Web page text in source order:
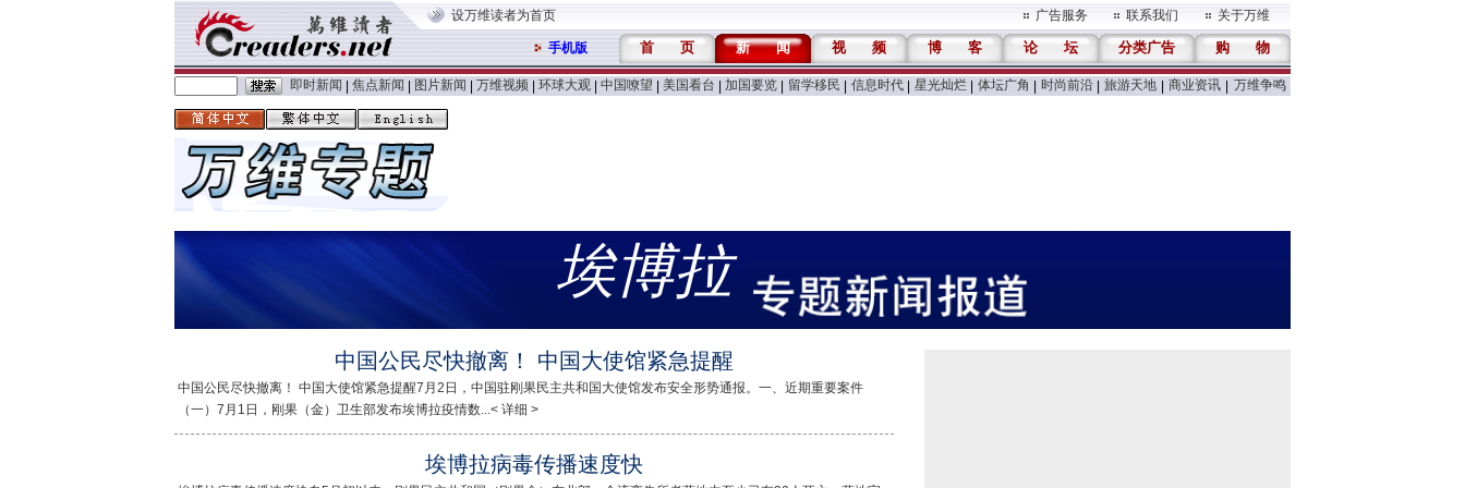
设万维读者为首页 广告服务 联系我们 关于万维
手机版 首 页 新 闻 视 频 博 客 论 坛 分类广告 购 物
即时新闻 焦点新闻 图片新闻 万维视频 环球大观 中国嘹望 美国看台 加国要览 留学移民 信息时代 星光灿烂 体坛广角 时尚前沿 旅游天地 商业资讯 万维争鸣
埃博拉
中国公民尽快撤离！ 中国大使馆紧急提醒
中国公民尽快撤离！ 中国大使馆紧急提醒7月2日，中国驻刚果民主共和国大使馆发布安全形势通报。一、近期重要案件
（一）7月1日，刚果（金）卫生部发布埃博拉疫情数...< 详细 >
埃博拉病毒传播速度快